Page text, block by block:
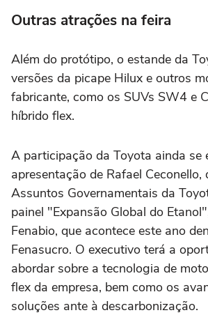
Outras atrações na feira
Além do protótipo, o estande da
versões da picape Hilux e outros
fabricante, como os SUVs SW4 e
híbrido flex.
A participação da Toyota ainda se
apresentação de Rafael Ceconello,
Assuntos Governamentais da
painel "Expansão Global do
Fenabio, que acontece este ano
Fenasucro. O executivo terá a
abordar sobre a tecnologia de
flex da empresa, bem como os
soluções ante à descarbonização.